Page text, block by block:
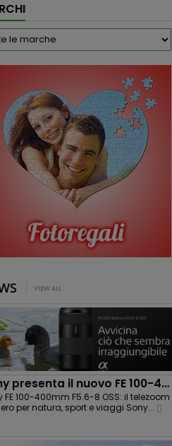
VIEW ALL
Sony presenta il nuovo FE 100-400mm F5.6-8 OSS:...
FE 100-400mm F5.6-8 OSS: il telezoom
per natura, sport e viaggi Sony...